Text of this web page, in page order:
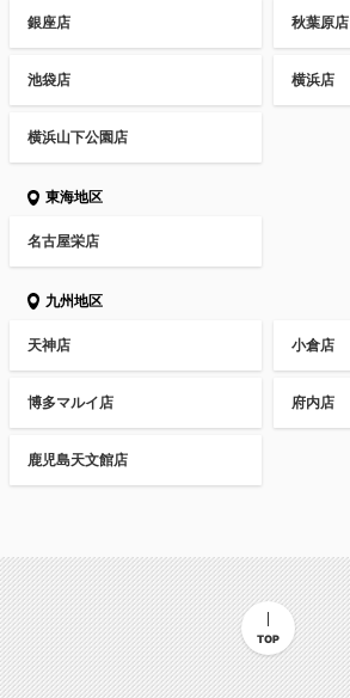
銀座店 秋葉原店
池袋店 横浜店
横浜山下公園店
東海地区
名古屋栄店
九州地区
天神店 小倉店
博多マルイ店 府内店
鹿児島天文館店
TOP